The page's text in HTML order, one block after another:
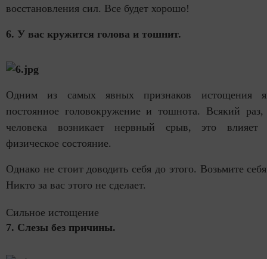
восстановления сил. Все будет хорошо!
6. У вас кружится голова и тошнит.
Одним из самых явных признаков истощения
постоянное головокружение и тошнота. Всякий раз,
человека возникает нервный срыв, это
физическое состояние.
Однако не стоит доводить себя до этого. Возьмите
Никто за вас этого не сделает.
Сильное истощение
7. Слезы без причины.